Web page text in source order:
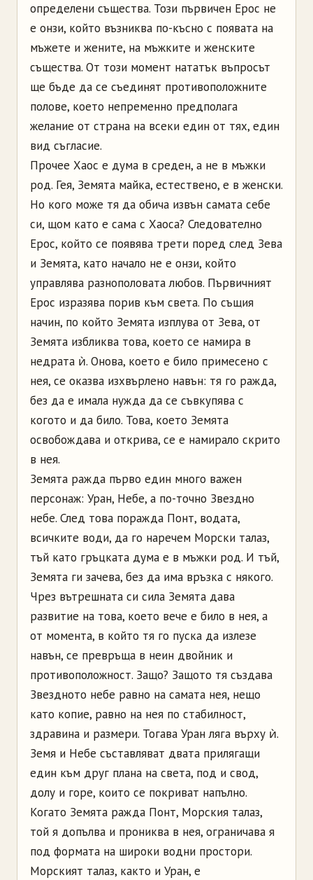
определени същества. Този първичен Ерос не
е онзи, който възниква по-късно с появата на
мъжете и жените, на мъжките и женските
същества. От този момент нататък въпросът
ще бъде да се съединят противоположните
полове, което непременно предполага
желание от страна на всеки един от тях, един
вид съгласие.
Прочее Хаос е дума в среден, а не в мъжки
род. Гея, Земята майка, естествено, е в женски.
Но кого може тя да обича извън самата себе
си, щом като е сама с Хаоса? Следователно
Ерос, който се появява трети поред след Зева
и Земята, като начало не е онзи, който
управлява разнополовата любов. Първичният
Ерос изразява порив към света. По същия
начин, по който Земята изплува от Зева, от
Земята избликва това, което се намира в
недрата ѝ. Онова, което е било примесено с
нея, се оказва изхвърлено навън: тя го ражда,
без да е имала нужда да се съвкупява с
когото и да било. Това, което Земята
освобождава и открива, се е намирало скрито
в нея.
Земята ражда първо един много важен
персонаж: Уран, Небе, а по-точно Звездно
небе. След това поражда Понт, водата,
всичките води, да го наречем Морски талаз,
тъй като гръцката дума е в мъжки род. И тъй,
Земята ги зачева, без да има връзка с някого.
Чрез вътрешната си сила Земята дава
развитие на това, което вече е било в нея, а
от момента, в който тя го пуска да излезе
навън, се превръща в неин двойник и
противоположност. Защо? Защото тя създава
Звездното небе равно на самата нея, нещо
като копие, равно на нея по стабилност,
здравина и размери. Тогава Уран ляга върху ѝ.
Земя и Небе съставляват двата прилягащи
един към друг плана на света, под и свод,
долу и горе, които се покриват напълно.
Когато Земята ражда Понт, Морския талаз,
той я допълва и прониква в нея, ограничава я
под формата на широки водни простори.
Морският талаз, както и Уран, е